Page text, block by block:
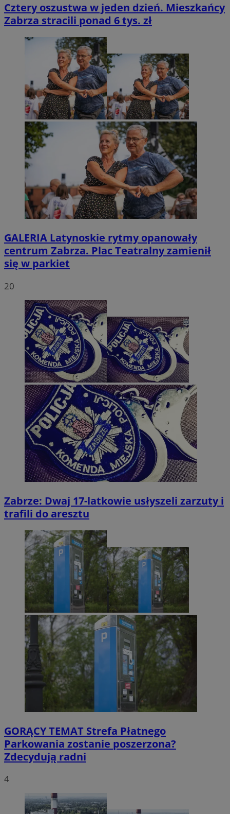
Cztery oszustwa w jeden dzień. Mieszkańcy
Zabrza stracili ponad 6 tys. zł
GALERIA Latynoskie rytmy opanowały
centrum Zabrza. Plac Teatralny zamienił
się w parkiet
20
Zabrze: Dwaj 17-latkowie usłyszeli zarzuty i
trafili do aresztu
GORĄCY TEMAT Strefa Płatnego
Parkowania zostanie poszerzona?
Zdecydują radni
4